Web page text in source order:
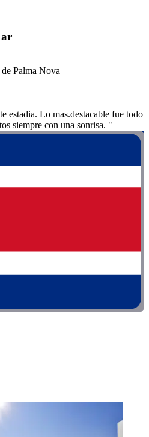
Palma Nova
estadia. Lo mas.destacable fue todo
siempre con una sonrisa. "